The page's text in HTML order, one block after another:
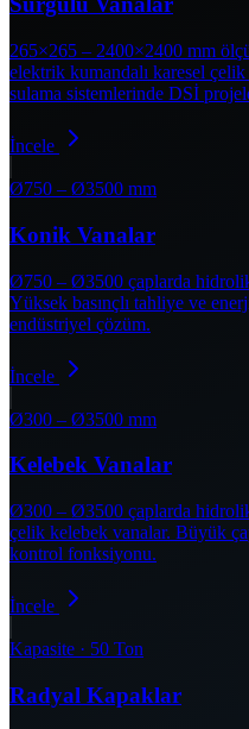
265×265 – 2400×2400 mm
elektrik kumandalı karesel
sulama sistemlerinde DSİ
İncele
Ø750 – Ø3500 mm
Konik Vanalar
Ø750 – Ø3500 çaplarda
Yüksek basınçlı tahliye ve
endüstriyel çözüm.
İncele
Ø300 – Ø3500 mm
Kelebek Vanalar
Ø300 – Ø3500 çaplarda
çelik kelebek vanalar. Büyük
kontrol fonksiyonu.
İncele
Kapasite · 50 Ton
Radyal Kapaklar